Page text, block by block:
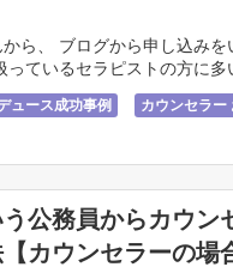
ら、 ブログから申し込み
ているセラピストの方に
ュース成功事例 カウンセラー
公務員からカウン
カウンセラーの場